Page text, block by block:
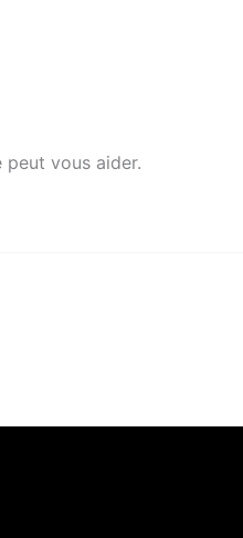
peut vous aider.